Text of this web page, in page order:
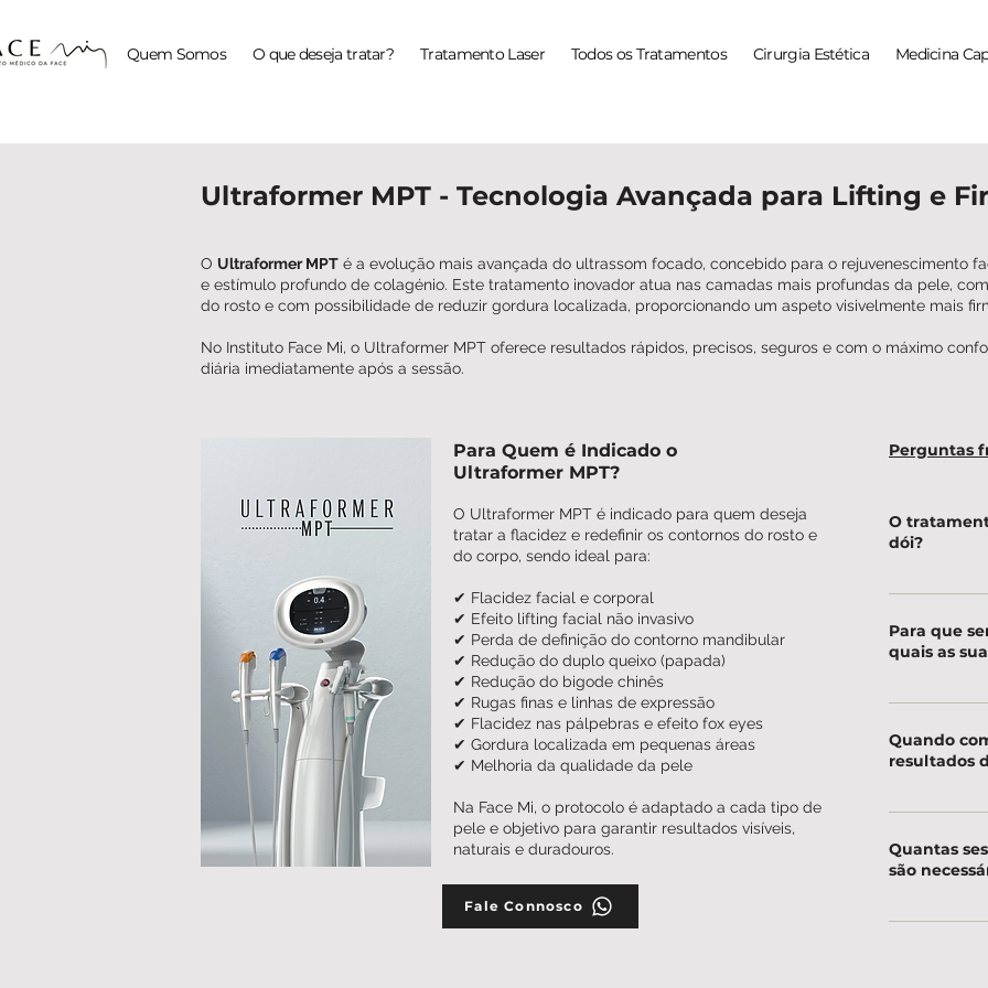
Quem Somos O que deseja tratar? Tratamento Laser Todos os Tratamentos Cirurgia Estética Medicina
Ultraformer MPT - Tecnologia Avançada para Lifting e
O Ultraformer MPT é a evolução mais avançada do ultrassom focado, concebido para o rejuvenescimento
e estímulo profundo de colagénio. Este tratamento inovador atua nas camadas mais profundas da pele,
do rosto e com possibilidade de reduzir gordura localizada, proporcionando um aspeto visivelmente mais
No Instituto Face Mi, o Ultraformer MPT oferece resultados rápidos, precisos, seguros e com o máximo
diária imediatamente após a sessão.
Para Quem é Indicado o
Ultraformer MPT?
O Ultraformer MPT é indicado para quem deseja
tratar a flacidez e redefinir os contornos do rosto e
do corpo, sendo ideal para:
✔ Flacidez facial e corporal
✔ Efeito lifting facial não invasivo
✔ Perda de definição do contorno mandibular
✔ Redução do duplo queixo (papada)
✔ Redução do bigode chinês
✔ Rugas finas e linhas de expressão
✔ Flacidez nas pálpebras e efeito fox eyes
✔ Gordura localizada em pequenas áreas
✔ Melhoria da qualidade da pele
Na Face Mi, o protocolo é adaptado a cada tipo de
pele e objetivo para garantir resultados visíveis,
naturais e duradouros.
Fale Connosco
Perguntas
O
dói?
O
versões
o Ultraformer
Para que
quais as
O Ultraformer
áreas de
expressão,
Quando
resultados
Uma das
Quantas
são
Para a região